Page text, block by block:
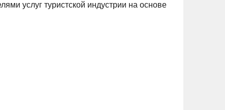
услуг туристской индустрии на основе